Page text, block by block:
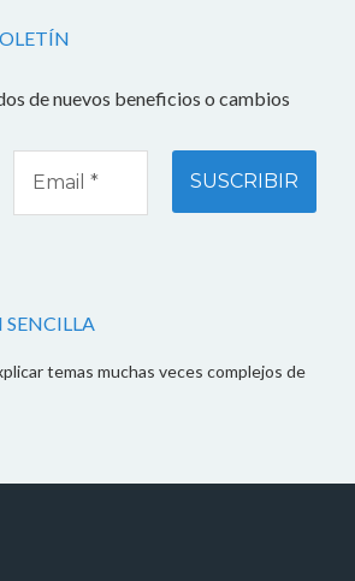
de nuevos beneficios o cambios
temas muchas veces complejos de